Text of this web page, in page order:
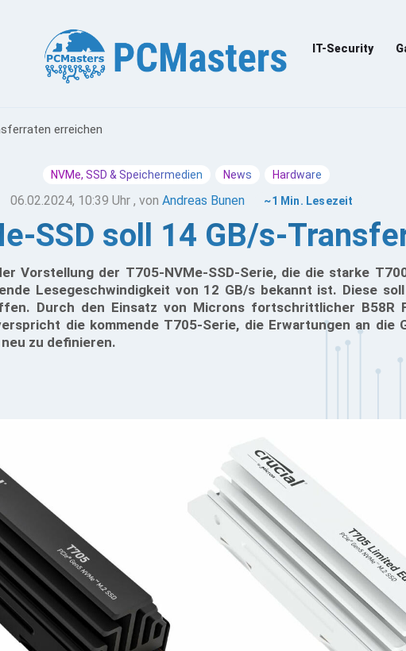
IT-Security
erreichen
NVMe, SSD & Speichermedien News Hardware
06.02.2024, 10:39 Uhr , vonAndreas Bunen ~1 Min. Lesezeit
SSD soll 14 GB/s-
Vorstellung der T705-NVMe-SSD-Serie, die die starke
Lesegeschwindigkeit von 12 GB/s bekannt ist. Diese
Durch den Einsatz von Microns fortschrittlicher B58R
die kommende T705-Serie, die Erwartungen an die
neu zu definieren.